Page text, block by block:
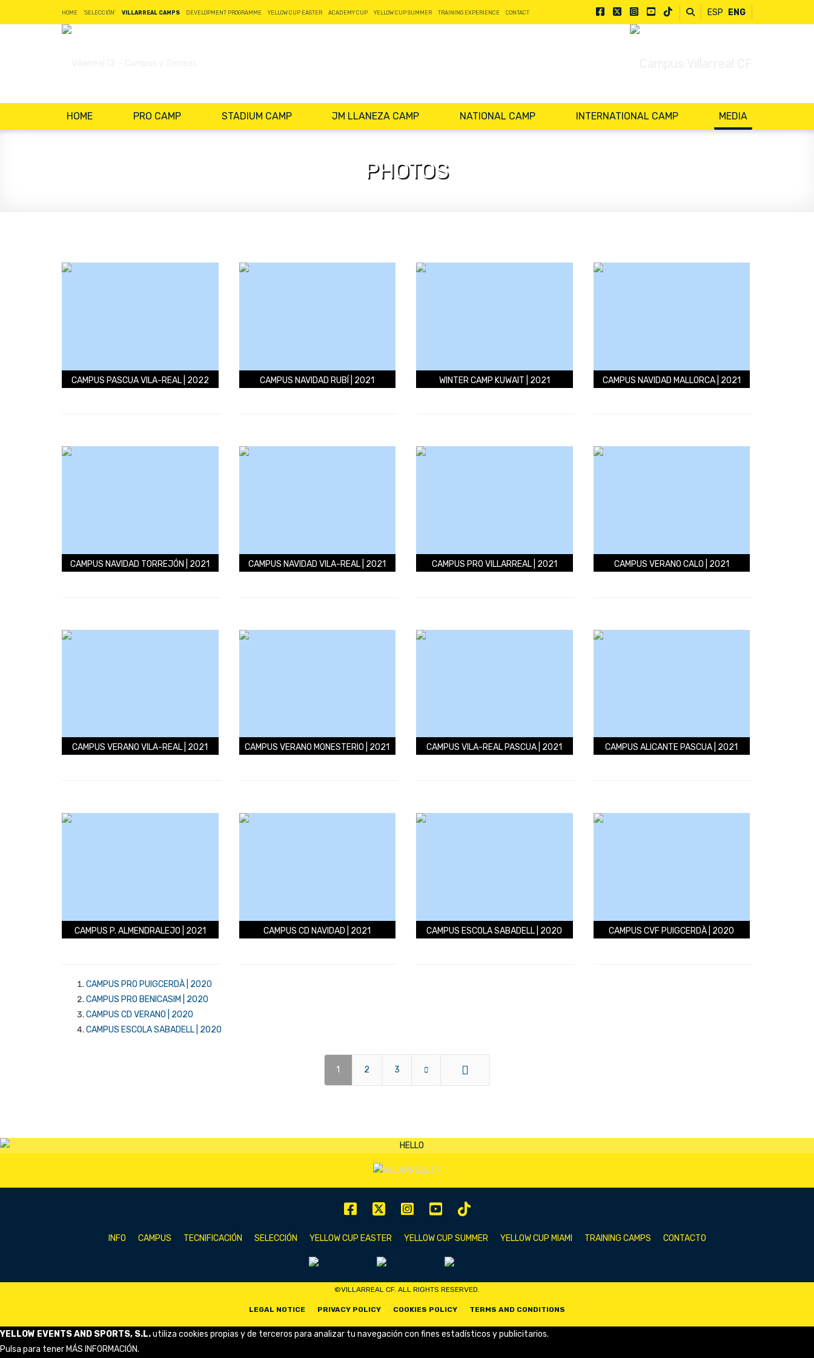
HOME 'SELECCIÓN' VILLARREAL CAMPS DEVELOPMENT PROGRAMME YELLOW CUP EASTER ACADEMY CUP YELLOW CUP SUMMER TRAINING EXPERIENCE CONTACT ESP ENG
HOME PRO CAMP STADIUM CAMP JM LLANEZA CAMP NATIONAL CAMP INTERNATIONAL CAMP MEDIA
PHOTOS
CAMPUS PASCUA VILA-REAL | 2022 CAMPUS NAVIDAD RUBÍ | 2021 WINTER CAMP KUWAIT | 2021 CAMPUS NAVIDAD MALLORCA | 2021
CAMPUS NAVIDAD TORREJÓN | 2021 CAMPUS NAVIDAD VILA-REAL | 2021 CAMPUS PRO VILLARREAL | 2021 CAMPUS VERANO CALO | 2021
CAMPUS VERANO VILA-REAL | 2021 CAMPUS VERANO MONESTERIO | 2021 CAMPUS VILA-REAL PASCUA | 2021 CAMPUS ALICANTE PASCUA | 2021
CAMPUS P. ALMENDRALEJO | 2021 CAMPUS CD NAVIDAD | 2021 CAMPUS ESCOLA SABADELL | 2020 CAMPUS CVF PUIGCERDÀ | 2020
CAMPUS PRO PUIGCERDÀ | 2020
CAMPUS PRO BENICASIM | 2020
CAMPUS CD VERANO | 2020
CAMPUS ESCOLA SABADELL | 2020
1 2 3
INFO CAMPUS TECNIFICACIÓN SELECCIÓN YELLOW CUP EASTER YELLOW CUP SUMMER YELLOW CUP MIAMI TRAINING CAMPS CONTACTO
©VILLARREAL CF. ALL RIGHTS RESERVED.
LEGAL NOTICE PRIVACY POLICY COOKIES POLICY TERMS AND CONDITIONS
YELLOW EVENTS AND SPORTS, S.L.utiliza cookies propias y de terceros para analizar tu navegación con fines estadísticos y publicitarios.
Pulsa para tener MÁS INFORMACIÓN.